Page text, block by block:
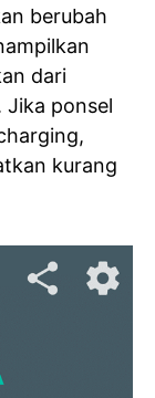
berubah
dari
Jika ponsel
kurang